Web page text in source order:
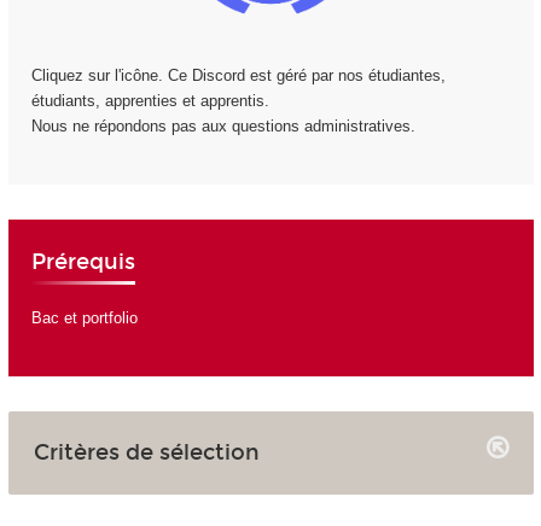
Cliquez sur l'icône. Ce Discord est géré par nos étudiantes,
étudiants, apprenties et apprentis.
Nous ne répondons pas aux questions administratives.
Prérequis
Bac et portfolio
Critères de sélection